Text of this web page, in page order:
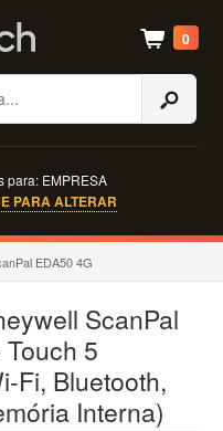
0
para: EMPRESA
PARA ALTERAR
EDA50 4G
ScanPal
5
Fi, Bluetooth,
Interna)